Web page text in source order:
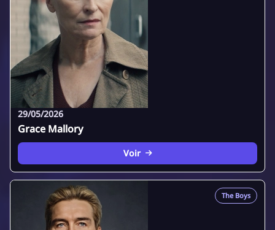
29/05/2026
Grace Mallory
Voir
The Boys